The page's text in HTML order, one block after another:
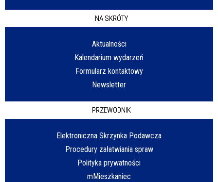
NA SKRÓTY
Aktualności
Kalendarium wydarzeń
Formularz kontaktowy
Newsletter
PRZEWODNIK
Elektroniczna Skrzynka Podawcza
Procedury załatwiania spraw
Polityka prywatności
mMieszkaniec